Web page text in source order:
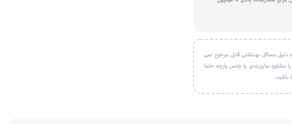
مسائل بهداشتی قابل مرجوع نمی
مشاوره سایزبندی یا جنس پارچه حتما
باشید.